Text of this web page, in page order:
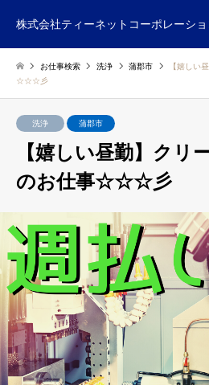
株式会社ティーネットコーポレーショ
お仕事検索 洗浄 蒲郡市
【嬉しい
☆☆☆彡
洗浄 蒲郡市
【嬉しい昼勤】クリ
のお仕事☆☆☆彡